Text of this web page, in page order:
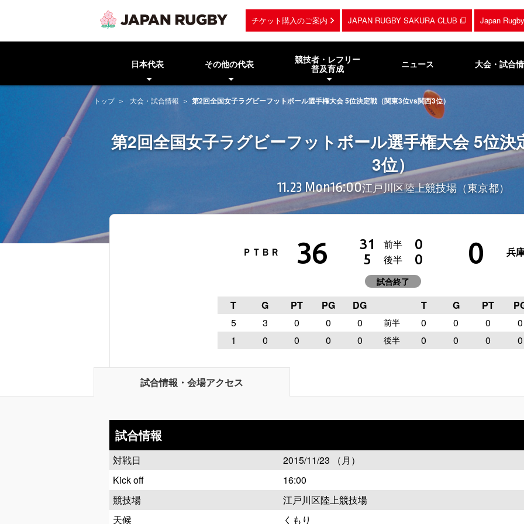
チケット購入のご案内 JAPAN RUGBY SAKURA CLUB Japan
日本代表 その他の代表
競技者・レフリー
普及育成
ニュース 大会・試合
トップ 大会・試合情報 第2回全国女子ラグビーフットボール選手権大会 5位決定戦（関東3位vs関西3位）
第2回全国女子ラグビーフットボール選手権大会 5位
3位）
11.23 Mon16:00江戸川区陸上競技場（東京都）
ＰＴＢＲ 36 31 前半
0
5
後半 0
試合終了
0 兵
T G PT PG DG T G PT
5
3 0 0 0 前半 0 0 0 0
1
0 0 0 0 後半 0 0 0 0
試合情報・会場アクセス
試合情報
対戦日
2015/11/23 （月）
Kick off
16:00
競技場
江戸川区陸上競技場
天候
くもり